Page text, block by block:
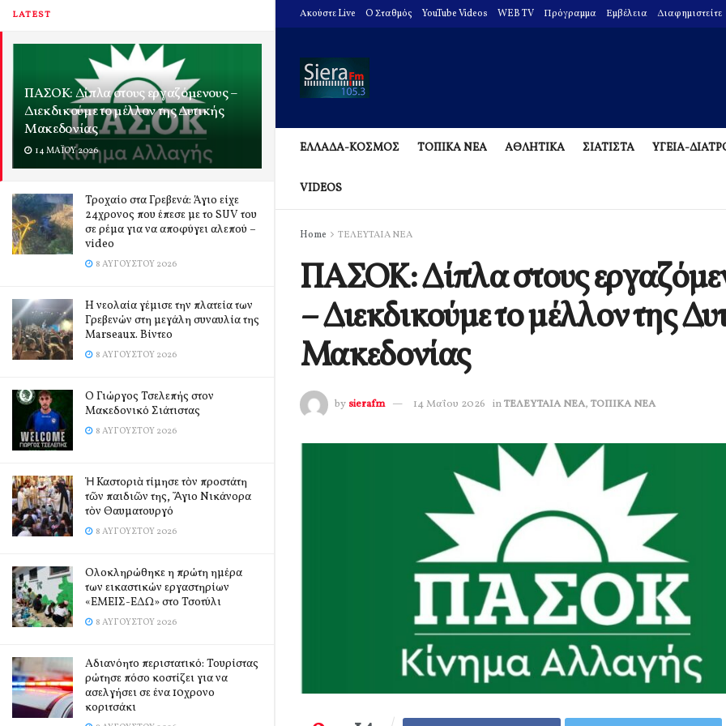
LATEST
ΠΑΣΟΚ: Δίπλα στους εργαζόμενους –
Διεκδικούμε το μέλλον της Δυτικής
Μακεδονίας
14 ΜΑΪ́ΟΥ 2026
Τροχαίο στα Γρεβενά: Άγιο είχε
24χρονος που έπεσε με το SUV του
σε ρέμα για να αποφύγει αλεπού –
video
8 ΑΥΓΟΎΣΤΟΥ 2026
Η νεολαία γέμισε την πλατεία των
Γρεβενών στη μεγάλη συναυλία της
Marseaux. Βίντεο
8 ΑΥΓΟΎΣΤΟΥ 2026
Ο Γιώργος Τσελεπής στον
Μακεδονικό Σιάτιστας
8 ΑΥΓΟΎΣΤΟΥ 2026
Ἡ Καστοριὰ τίμησε τὸν προστάτη
τῶν παιδιῶν της, Ἅγιο Νικάνορα
τὸν Θαυματουργό
8 ΑΥΓΟΎΣΤΟΥ 2026
Ολοκληρώθηκε η πρώτη ημέρα
των εικαστικών εργαστηρίων
«ΕΜΕΙΣ-ΕΔΩ» στο Τσοτύλι
8 ΑΥΓΟΎΣΤΟΥ 2026
Αδιανόητο περιστατικό: Τουρίστας
ρώτησε πόσο κοστίζει για να
ασελγήσει σε ένα 10χρονο
κοριτσάκι
Ακούστε Live O Σταθμός YouTube Videos WEB TV Πρόγραμμα Εμβέλεια Διαφημιστείτε
ΕΛΛΑΔΑ-ΚΟΣΜΟΣ ΤΟΠΙΚΑ ΝΕΑ ΑΘΛΗΤΙΚΑ ΣΙΑΤΙΣΤΑ ΥΓΕΙΑ-
VIDEOS
Home ΤΕΛΕΥΤΑΙΑ ΝΕΑ
ΠΑΣΟΚ: Δίπλα στους
– Διεκδικούμε το μέλλον της
Μακεδονίας
by sierafm 14 Μαΐου 2026 inΤΕΛΕΥΤΑΙΑ ΝΕΑ, ΤΟΠΙΚΑ ΝΕΑ